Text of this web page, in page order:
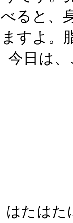
べると、
ますよ。
今日は
はたはた